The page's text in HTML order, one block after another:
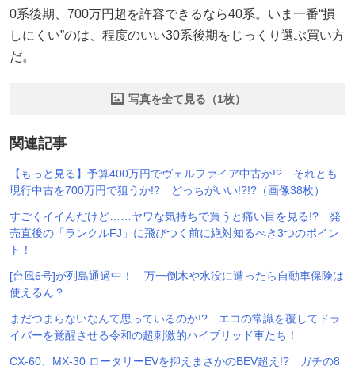
0系後期、700万円超を許容できるなら40系。いま一番“損
しにくい”のは、程度のいい30系後期をじっくり選ぶ買い方
だ。
写真を全て見る（1枚）
関連記事
【もっと見る】予算400万円でヴェルファイア中古か!? それとも
現行中古を700万円で狙うか!? どっちがいい!?!?（画像38枚）
すごくイイんだけど……ヤワな気持ちで買うと痛い目を見る!? 発
売直後の「ランクルFJ」に飛びつく前に絶対知るべき3つのポイン
ト！
[台風6号]が列島通過中！ 万一倒木や水没に遭ったら自動車保険は
使えるん？
まだつまらないなんて思っているのか!? エコの常識を覆してドラ
イバーを覚醒させる令和の超刺激的ハイブリッド車たち！
CX-60、MX-30 ロータリーEVを抑えまさかのBEV超え!? ガチの8